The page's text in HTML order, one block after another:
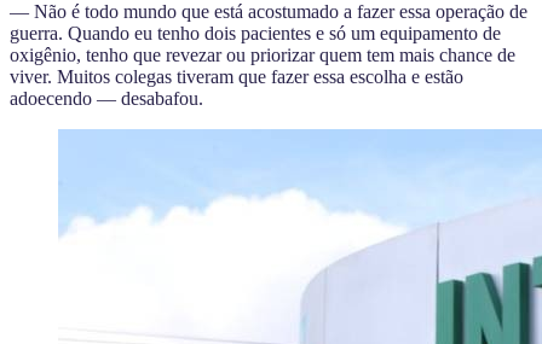
— Não é todo mundo que está acostumado a fazer essa operação de
guerra. Quando eu tenho dois pacientes e só um equipamento de
oxigênio, tenho que revezar ou priorizar quem tem mais chance de
viver. Muitos colegas tiveram que fazer essa escolha e estão
adoecendo — desabafou.